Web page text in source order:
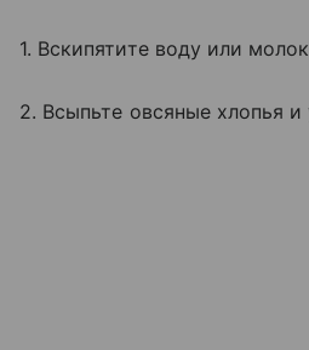
1. Вскипятите воду или
2. Всыпьте овсяные хлопья